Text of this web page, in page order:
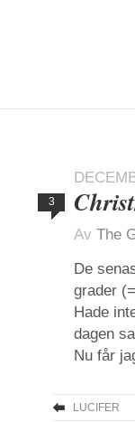
3
Av The
De
grader
Hade
dagen
Nu får
LUCIFER